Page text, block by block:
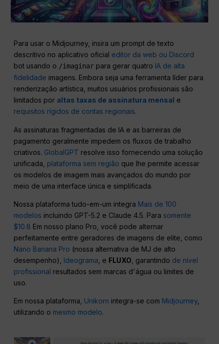
Para usar o Midjourney, insira um prompt de texto
descritivo no aplicativo oficial editor da web ou Discord
bot usando o /imaginar para gerar quatro IA de alta
fidelidade imagens. Embora seja uma ferramenta líder para
renderização artística, muitos usuários profissionais são
limitados por altas taxas de assinatura mensal e
requisitos rígidos de contas regionais.
As assinaturas fragmentadas de IA e as barreiras de
pagamento geralmente impedem os fluxos de trabalho
criativos. GlobalGPT resolve isso fornecendo uma solução
unificada, plataforma sem região que lhe permite acessar
os modelos de imagem mais avançados do mundo por
meio de uma interface única e simplificada.
Nossa plataforma tudo-em-um integra Mais de 100
modelos incluindo GPT-5.2 e Claude 4.5. Para somente
$10.8 Em nosso plano Pro, você pode alternar
perfeitamente entre geradores de imagens de elite, como
Nano Banana Pro (nossa alternativa de MJ de alto
desempenho), Ideograma , e FLUXO , garantindo de nível
profissional resultados sem marcas d'água ou limites de
uso.
Em nossa plataforma, Unikorn integra-se com Midjourney,
utilizando o mesmo modelo.